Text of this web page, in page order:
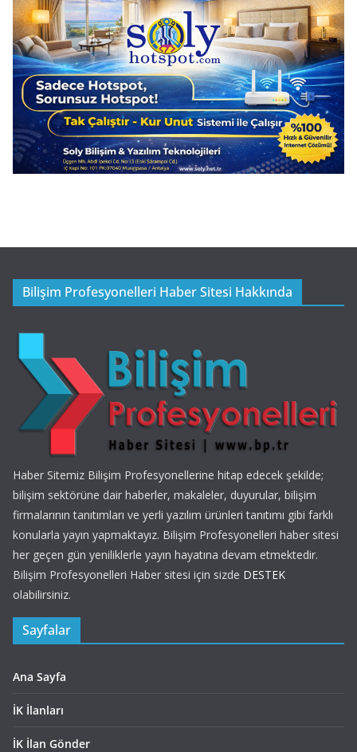
Bilişim Profesyonelleri Haber Sitesi Hakkında
Haber Sitemiz Bilişim Profesyonellerine hitap edecek şekilde;
bilişim sektörüne dair haberler, makaleler, duyurular, bilişim
firmalarının tanıtımları ve yerli yazılım ürünleri tanıtımı gibi farklı
konularla yayın yapmaktayız. Bilişim Profesyonelleri haber sitesi
her geçen gün yeniliklerle yayın hayatına devam etmektedir.
Bilişim Profesyonelleri Haber sitesi için sizde DESTEK
olabilirsiniz.
Sayfalar
Ana Sayfa
İK İlanları
İK İlan Gönder